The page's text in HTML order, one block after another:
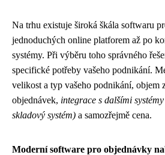
Na trhu existuje široká škála softwaru
jednoduchých online platforem až po
systémy. Při výběru toho správného
specifické potřeby vašeho podnikání.
velikost a typ vašeho podnikání, objem
objednávek, integrace s dalšími
skladový systém) a samozřejmě cena.
Moderní software pro objednávky